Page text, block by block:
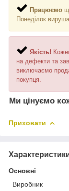
Працюємо
Понеділок
Якість!
на дефекти та
виключаємо
покупця.
Ми цінуємо
Приховати
Основні
Виробник